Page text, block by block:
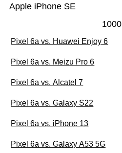
Apple iPhone SE
1000
Pixel 6a vs. Huawei Enjoy 6
Pixel 6a vs. Meizu Pro 6
Pixel 6a vs. Alcatel 7
Pixel 6a vs. Galaxy S22
Pixel 6a vs. iPhone 13
Pixel 6a vs. Galaxy A53 5G